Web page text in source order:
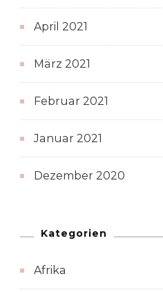
April 2021
März 2021
Februar 2021
Januar 2021
Dezember 2020
Kategorien
Afrika